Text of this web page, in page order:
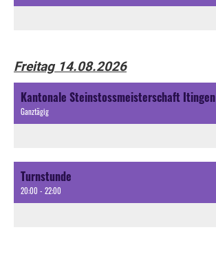
Freitag 14.08.2026
Kantonale Steinstossmeisterschaft Itingen
Ganztägig
Turnstunde
20:00 - 22:00